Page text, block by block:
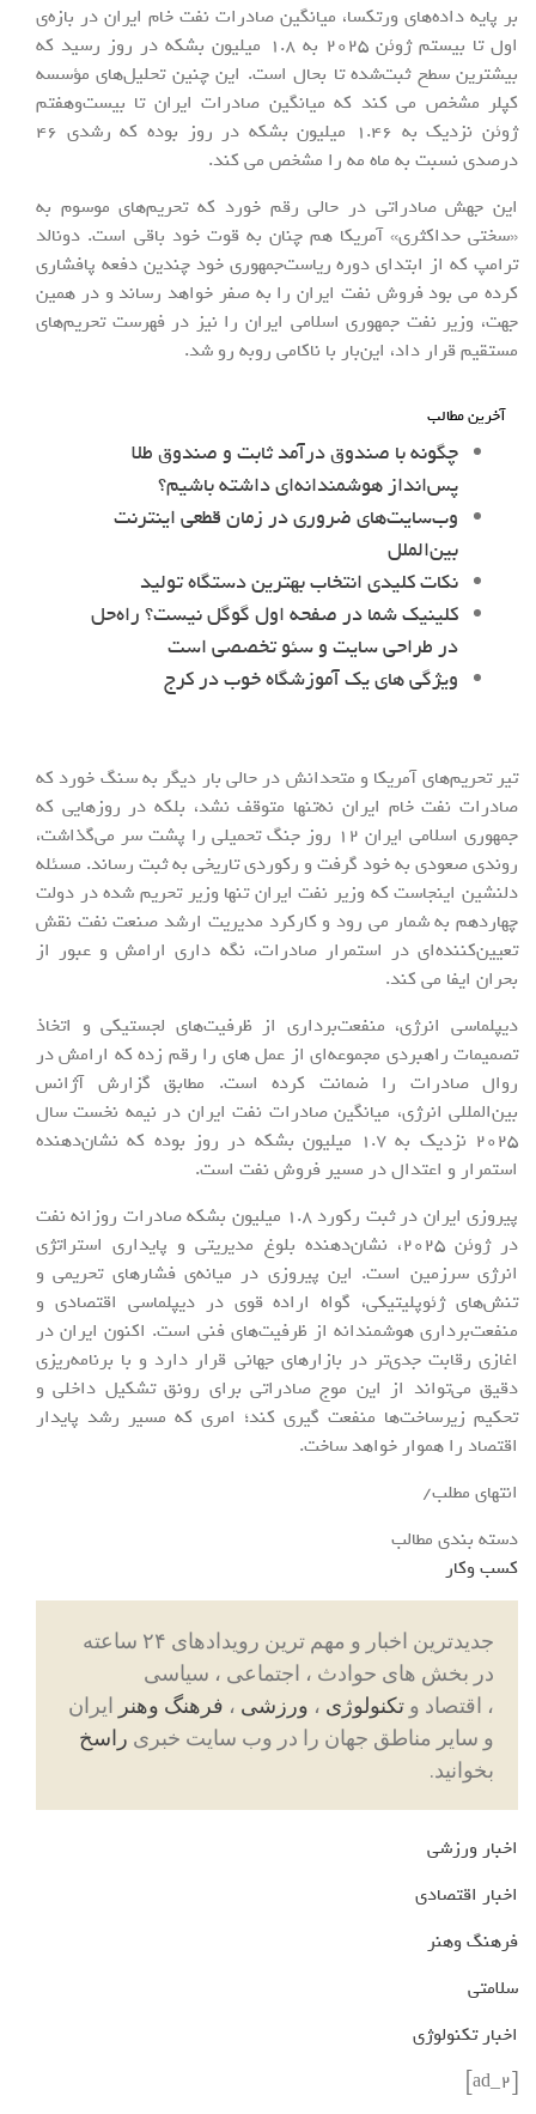
بر پایه داده‌های ورتکسا، میانگین صادرات نفت خام ایران در بازه‌ی
اول تا بیستم ژوئن 2025 به 1.8 میلیون بشکه در روز رسید که
بیشترین سطح ثبت‌شده تا بحال است. این چنین تحلیل‌های مؤسسه
کپلر مشخص می کند که میانگین صادرات ایران تا بیست‌وهفتم
ژوئن نزدیک به 1.46 میلیون بشکه در روز بوده که رشدی 46
درصدی نسبت به ماه مه را مشخص می کند.
این جهش صادراتی در حالی رقم خورد که تحریم‌های موسوم به
«سختی حداکثری» آمریکا هم چنان به قوت خود باقی است. دونالد
ترامپ که از ابتدای دوره ریاست‌جمهوری خود چندین دفعه پافشاری
کرده می بود فروش نفت ایران را به صفر خواهد رساند و در همین
جهت، وزیر نفت جمهوری اسلامی ایران را نیز در فهرست تحریم‌های
مستقیم قرار داد، این‌بار با ناکامی روبه رو شد.
آخرین مطالب
چگونه با صندوق درآمد ثابت و صندوق طلا
پس‌انداز هوشمندانه‌ای داشته باشیم؟
وب‌سایت‌های ضروری در زمان قطعی اینترنت
بین‌الملل
نکات کلیدی انتخاب بهترین دستگاه تولید
کلینیک شما در صفحه اول گوگل نیست؟ راه‌حل
در طراحی سایت و سئو تخصصی است
ویژگی های یک آموزشگاه خوب در کرج
تیر تحریم‌های آمریکا و متحدانش در حالی بار دیگر به سنگ خورد که
صادرات نفت خام ایران نه‌تنها متوقف نشد، بلکه در روزهایی که
جمهوری اسلامی ایران 12 روز جنگ تحمیلی را پشت سر می‌گذاشت،
روندی صعودی به خود گرفت و رکوردی تاریخی به ثبت رساند. مسئله
دلنشین اینجاست که وزیر نفت ایران تنها وزیر تحریم شده در دولت
چهاردهم به شمار می رود و کارکرد مدیریت ارشد صنعت نفت نقش
تعیین‌کننده‌ای در استمرار صادرات، نگه داری ارامش و عبور از
بحران ایفا می کند.
دیپلماسی انرژی، منفعت‌برداری از ظرفیت‌های لجستیکی و اتخاذ
تصمیمات راهبردی مجموعه‌ای از عمل های را رقم زده که ارامش در
روال صادرات را ضمانت کرده است. مطابق گزارش آژانس
بین‌المللی انرژی، میانگین صادرات نفت ایران در نیمه نخست سال
2025 نزدیک به 1.7 میلیون بشکه در روز بوده که نشان‌دهنده
استمرار و اعتدال در مسیر فروش نفت است.
پیروزی ایران در ثبت رکورد 1.8 میلیون بشکه صادرات روزانه نفت
در ژوئن 2025، نشان‌دهنده بلوغ مدیریتی و پایداری استراتژی
انرژی سرزمین است. این پیروزی در میانه‌ی فشارهای تحریمی و
تنش‌های ژئوپلیتیکی، گواه اراده قوی در دیپلماسی اقتصادی و
منفعت‌برداری هوشمندانه از ظرفیت‌های فنی است. اکنون ایران در
اغاز‌ی رقابت جدی‌تر در بازارهای جهانی قرار دارد و با برنامه‌ریزی
دقیق می‌تواند از این موج صادراتی برای رونق تشکیل داخلی و
تحکیم زیرساخت‌ها منفعت گیری کند؛ امری که مسیر رشد پایدار
اقتصاد را هموار خواهد ساخت.
انتهای مطلب/
دسته بندی مطالب
کسب وکار
جدیدترین اخبار و مهم ترین رویدادهای ۲۴ ساعته
در بخش های حوادث ، اجتماعی ، سیاسی
، اقتصاد و تکنولوژی ، ورزشی ، فرهنگ وهنر ایران
و سایر مناطق جهان را در وب سایت خبری راسخ
بخوانید.
اخبار ورزشی
اخبار اقتصادی
فرهنگ وهنر
سلامتی
اخبار تکنولوژی
[ad_2]